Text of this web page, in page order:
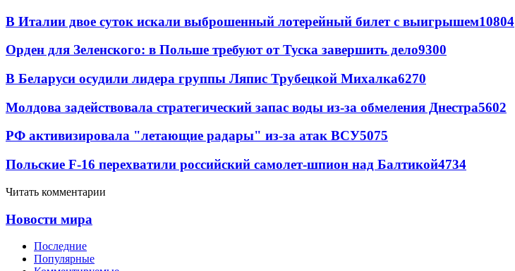
В Италии двое суток искали выброшенный лотерейный билет с выигрышем10804
Орден для Зеленского: в Польше требуют от Туска завершить дело9300
В Беларуси осудили лидера группы Ляпис Трубецкой Михалка6270
Молдова задействовала стратегический запас воды из-за обмеления Днестра5602
РФ активизировала "летающие радары" из-за атак ВСУ5075
Польские F-16 перехватили российский самолет-шпион над Балтикой4734
Читать комментарии
Новости мира
Последние
Популярные